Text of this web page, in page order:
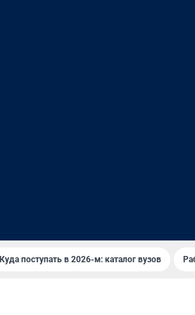
Куда поступать в 2026-м: каталог вузов